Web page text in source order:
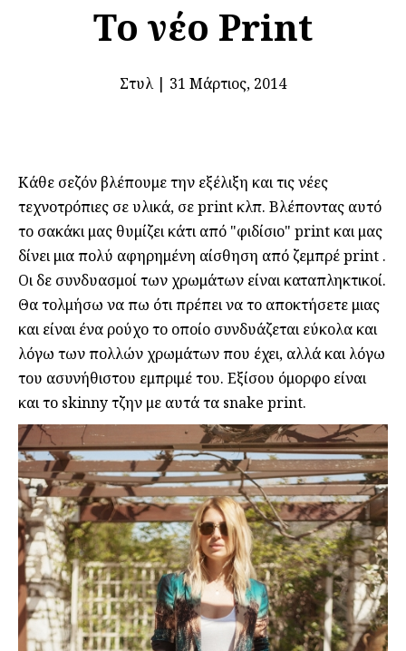
Το νέο Print
Στυλ| 31 Μάρτιος, 2014
Κάθε σεζόν βλέπουμε την εξέλιξη και τις νέες
τεχνοτρόπιες σε υλικά, σε print κλπ. Βλέποντας αυτό
το σακάκι μας θυμίζει κάτι από "φιδίσιο" print και μας
δίνει μια πολύ αφηρημένη αίσθηση από ζεμπρέ print .
Οι δε συνδυασμοί των χρωμάτων είναι καταπληκτικοί.
Θα τολμήσω να πω ότι πρέπει να το αποκτήσετε μιας
και είναι ένα ρούχο το οποίο συνδυάζεται εύκολα και
λόγω των πολλών χρωμάτων που έχει, αλλά και λόγω
του ασυνήθιστου εμπριμέ του. Εξίσου όμορφο είναι
και το skinny τζην με αυτά τα snake print.